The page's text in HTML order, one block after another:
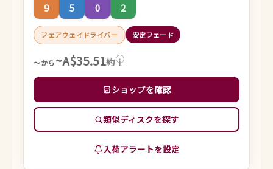
9 5 0 2
フェアウェイドライバー 安定フェード
～から~A$35.51約 i
ショップを確認
類似ディスクを探す
入荷アラートを設定